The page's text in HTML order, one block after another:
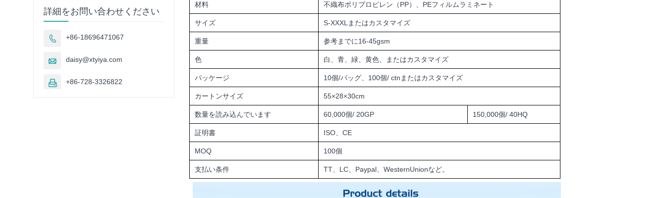
材料 不織布ポリプロピレン（PP）、PEフィルムラミネート
サイズ S-XXXLまたはカスタマイズ
重量 参考までに16-45gsm
色 白、青、緑、黄色、またはカスタマイズ
パッケージ 10個/バッグ、100個/ ctnまたはカスタマイズ
カートンサイズ 55×28×30cm
数量を読み込んでいます 60,000個/ 20GP 150,000個/ 40HQ
証明書 ISO、CE
MOQ 100個
支払い条件 TT、LC、Paypal、WesternUnionなど。
詳細をお問い合わせください
 +86-18696471067
 daisy@xtyiya.com
 +86-728-3326822